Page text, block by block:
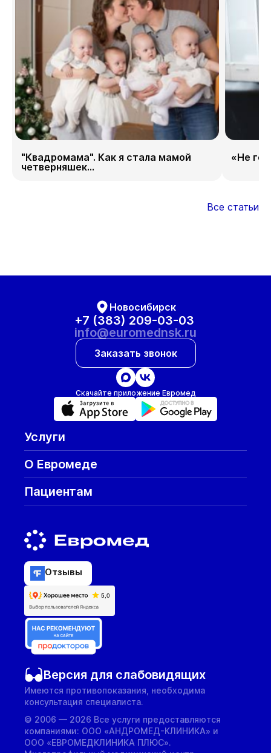
"Квадромама". Как я стала мамой
четверняшек...
«Не
Все статьи
Новосибирск
+7 (383) 209-03-03
info@euromednsk.ru
Заказать звонок
Скачайте приложение Евромед
Услуги
О Евромеде
Пациентам
Отзывы
Версия для слабовидящих
Имеются противопоказания, необходима
консультация специалиста.
© 2006 — 2026 Все услуги предоставляются
компаниями: ООО «АНДРОМЕД-КЛИНИКА» и
ООО «ЕВРОМЕДКЛИНИКА ПЛЮС».